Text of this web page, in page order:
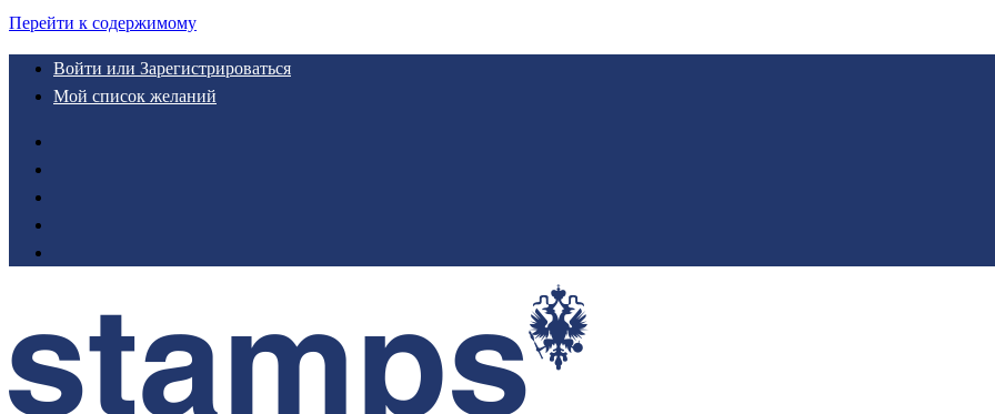
Перейти к содержимому
Войти или Зарегистрироваться
Мой список желаний